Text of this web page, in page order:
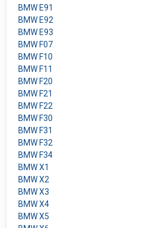
BMW E91
BMW E92
BMW E93
BMW F07
BMW F10
BMW F11
BMW F20
BMW F21
BMW F22
BMW F30
BMW F31
BMW F32
BMW F34
BMW X1
BMW X2
BMW X3
BMW X4
BMW X5